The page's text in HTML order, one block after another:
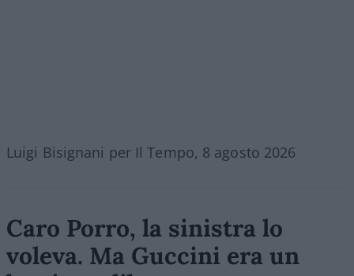
Luigi Bisignani per Il Tempo, 8 agosto 2026
Caro Porro, la sinistra lo
voleva. Ma Guccini era un